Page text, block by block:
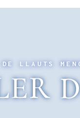
LLAUTS